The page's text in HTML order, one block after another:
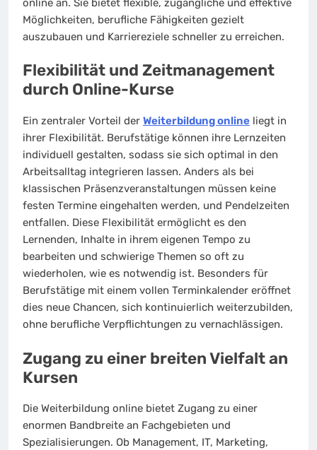
online an. Sie bietet flexible, zugängliche und effektive
Möglichkeiten, berufliche Fähigkeiten gezielt
auszubauen und Karriereziele schneller zu erreichen.
Flexibilität und Zeitmanagement
durch Online-Kurse
Ein zentraler Vorteil der Weiterbildung online liegt in
ihrer Flexibilität. Berufstätige können ihre Lernzeiten
individuell gestalten, sodass sie sich optimal in den
Arbeitsalltag integrieren lassen. Anders als bei
klassischen Präsenzveranstaltungen müssen keine
festen Termine eingehalten werden, und Pendelzeiten
entfallen. Diese Flexibilität ermöglicht es den
Lernenden, Inhalte in ihrem eigenen Tempo zu
bearbeiten und schwierige Themen so oft zu
wiederholen, wie es notwendig ist. Besonders für
Berufstätige mit einem vollen Terminkalender eröffnet
dies neue Chancen, sich kontinuierlich weiterzubilden,
ohne berufliche Verpflichtungen zu vernachlässigen.
Zugang zu einer breiten Vielfalt an
Kursen
Die Weiterbildung online bietet Zugang zu einer
enormen Bandbreite an Fachgebieten und
Spezialisierungen. Ob Management, IT, Marketing,